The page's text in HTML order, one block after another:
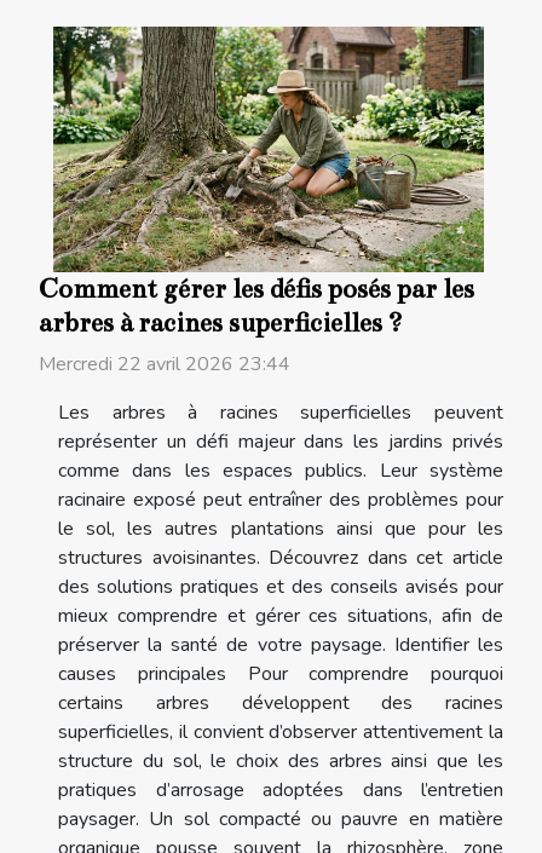
Comment gérer les défis posés par les
arbres à racines superficielles ?
Mercredi 22 avril 2026 23:44
Les arbres à racines superficielles peuvent
représenter un défi majeur dans les jardins privés
comme dans les espaces publics. Leur système
racinaire exposé peut entraîner des problèmes pour
le sol, les autres plantations ainsi que pour les
structures avoisinantes. Découvrez dans cet article
des solutions pratiques et des conseils avisés pour
mieux comprendre et gérer ces situations, afin de
préserver la santé de votre paysage. Identifier les
causes principales Pour comprendre pourquoi
certains arbres développent des racines
superficielles, il convient d’observer attentivement la
structure du sol, le choix des arbres ainsi que les
pratiques d’arrosage adoptées dans l’entretien
paysager. Un sol compacté ou pauvre en matière